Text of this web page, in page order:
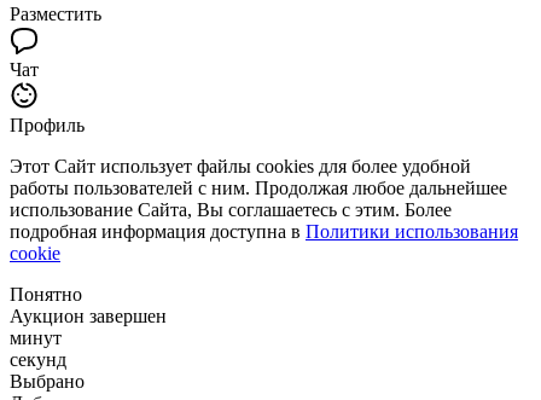
Разместить
Чат
Профиль
Этот Сайт использует файлы cookies для более удобной
работы пользователей с ним. Продолжая любое дальнейшее
использование Сайта, Вы соглашаетесь с этим. Более
подробная информация доступна в Политики использования
cookie
Понятно
Аукцион завершен
минут
секунд
Выбрано